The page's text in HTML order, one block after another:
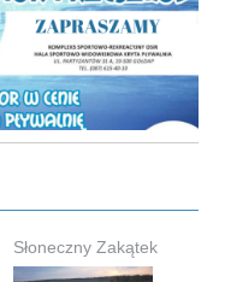
Słoneczny Zakątek